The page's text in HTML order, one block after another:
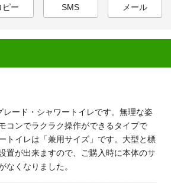
ピー SMS メール
レード・シャワートイレです。無理な姿
コンでラクラク操作ができるタイプで
トイレは「兼用サイズ」です。大型と標
置が出来ますので、ご購入時に本体のサ
なくなりました。